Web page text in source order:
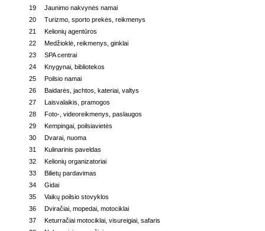
19
Jaunimo nakvynės namai
20
Turizmo, sporto prekės, reikmenys
21
Kelionių agentūros
22
Medžioklė, reikmenys, ginklai
23
SPA centrai
24
Knygynai, bibliotekos
25
Poilsio namai
26
Baidarės, jachtos, kateriai, valtys
27
Laisvalaikis, pramogos
28
Foto-, videoreikmenys, paslaugos
29
Kempingai, poilsiavietės
30
Dvarai, nuoma
31
Kulinarinis paveldas
32
Kelionių organizatoriai
33
Bilietų pardavimas
34
Gidai
35
Vaikų poilsio stovyklos
36
Dviračiai, mopedai, motociklai
37
Keturračiai motociklai, visureigiai, safaris